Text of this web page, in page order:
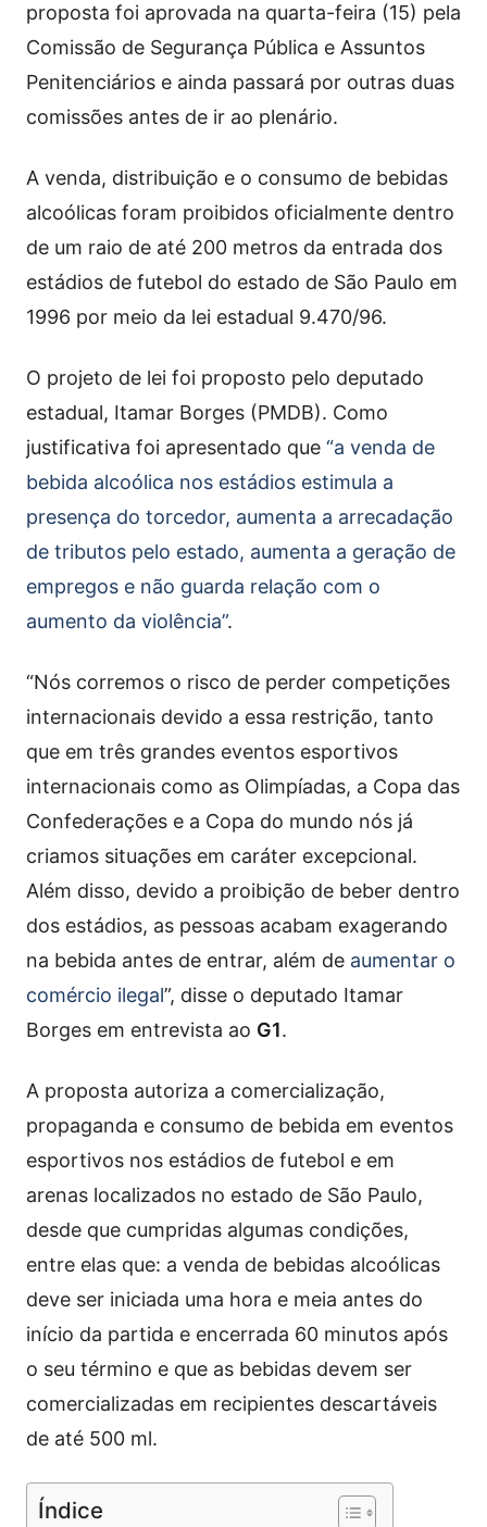
proposta foi aprovada na quarta-feira (15) pela
Comissão de Segurança Pública e Assuntos
Penitenciários e ainda passará por outras duas
comissões antes de ir ao plenário.
A venda, distribuição e o consumo de bebidas
alcoólicas foram proibidos oficialmente dentro
de um raio de até 200 metros da entrada dos
estádios de futebol do estado de São Paulo em
1996 por meio da lei estadual 9.470/96.
O projeto de lei foi proposto pelo deputado
estadual, Itamar Borges (PMDB). Como
justificativa foi apresentado que “a venda de
bebida alcoólica nos estádios estimula a
presença do torcedor, aumenta a arrecadação
de tributos pelo estado, aumenta a geração de
empregos e não guarda relação com o
aumento da violência”.
“Nós corremos o risco de perder competições
internacionais devido a essa restrição, tanto
que em três grandes eventos esportivos
internacionais como as Olimpíadas, a Copa das
Confederações e a Copa do mundo nós já
criamos situações em caráter excepcional.
Além disso, devido a proibição de beber dentro
dos estádios, as pessoas acabam exagerando
na bebida antes de entrar, além de aumentar o
comércio ilegal”, disse o deputado Itamar
Borges em entrevista ao G1.
A proposta autoriza a comercialização,
propaganda e consumo de bebida em eventos
esportivos nos estádios de futebol e em
arenas localizados no estado de São Paulo,
desde que cumpridas algumas condições,
entre elas que: a venda de bebidas alcoólicas
deve ser iniciada uma hora e meia antes do
início da partida e encerrada 60 minutos após
o seu término e que as bebidas devem ser
comercializadas em recipientes descartáveis
de até 500 ml.
Índice